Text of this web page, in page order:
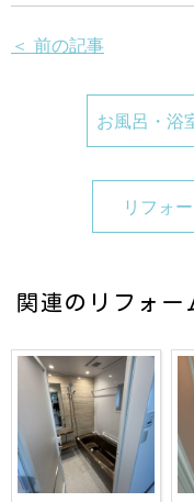
＜ 前の記事
お風呂・浴
リフォ
関連のリフォー